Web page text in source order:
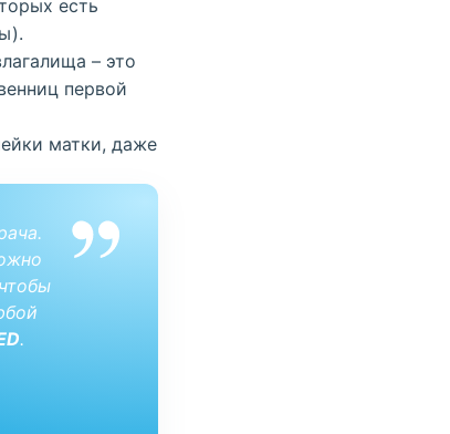
есть
– это
первой
матки, даже
.